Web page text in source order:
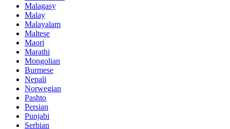
Malagasy
Malay
Malayalam
Maltese
Maori
Marathi
Mongolian
Burmese
Nepali
Norwegian
Pashto
Persian
Punjabi
Serbian